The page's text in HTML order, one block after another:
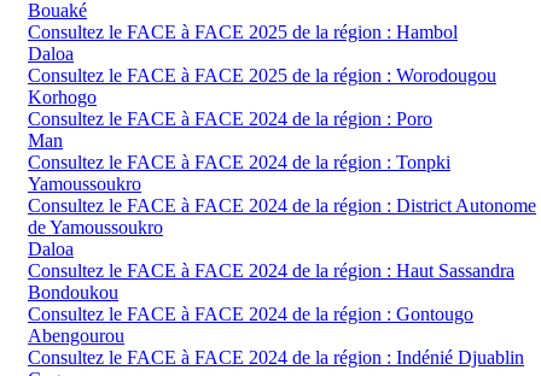
Bouaké
Consultez le FACE à FACE 2025 de la région : Hambol
Daloa
Consultez le FACE à FACE 2025 de la région : Worodougou
Korhogo
Consultez le FACE à FACE 2024 de la région : Poro
Man
Consultez le FACE à FACE 2024 de la région : Tonpki
Yamoussoukro
Consultez le FACE à FACE 2024 de la région : District Autonome
de Yamoussoukro
Daloa
Consultez le FACE à FACE 2024 de la région : Haut Sassandra
Bondoukou
Consultez le FACE à FACE 2024 de la région : Gontougo
Abengourou
Consultez le FACE à FACE 2024 de la région : Indénié Djuablin